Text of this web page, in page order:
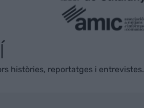
històries, reportatges i entrevistes.